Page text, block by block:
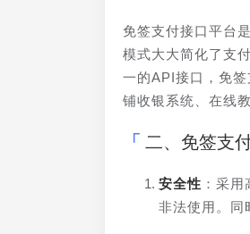
免签支付接口平台
模式大大简化了支
一的API接口，免
铺收银系统、在线
二、免签支
安全性 ：采
非法使用。同